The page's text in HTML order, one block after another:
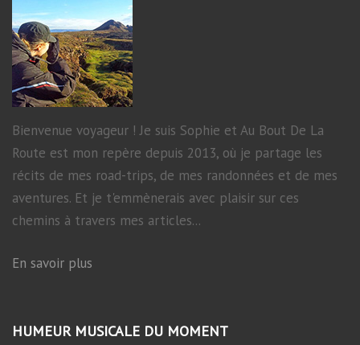
Bienvenue voyageur ! Je suis Sophie et Au Bout De La
Route est mon repère depuis 2013, où je partage les
récits de mes road-trips, de mes randonnées et de mes
aventures. Et je t'emmènerais avec plaisir sur ces
chemins à travers mes articles...
En savoir plus
HUMEUR MUSICALE DU MOMENT